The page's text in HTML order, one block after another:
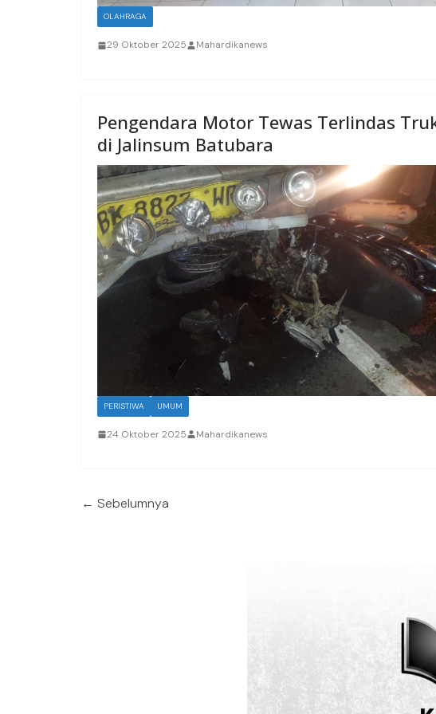
OLAHRAGA
29 Oktober 2025 Mahardikanews
Pengendara Motor Tewas Terlindas
di Jalinsum Batubara
PERISTIWA UMUM
24 Oktober 2025 Mahardikanews
← Sebelumnya